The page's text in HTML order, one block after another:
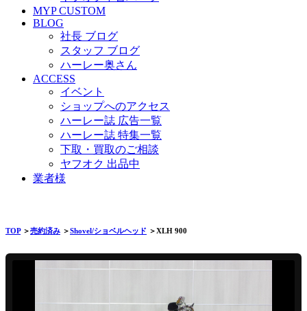
MYP CUSTOM
BLOG
社長 ブログ
スタッフ ブログ
ハーレー奥さん
ACCESS
イベント
ショップへのアクセス
ハーレー誌 広告一覧
ハーレー誌 特集一覧
下取・買取のご相談
ヤフオク 出品中
業者様
TOP＞売約済み ＞Shovel/ショベルヘッド ＞XLH 900